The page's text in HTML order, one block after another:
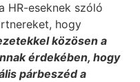
HR-eseknek szóló
hogy
közösen a
érdekében, hogy
párbeszéd a